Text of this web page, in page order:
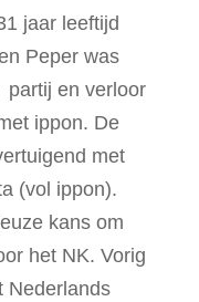
jaar leeftijd
Peper was
partij en verloor
ippon. De
met
(vol ippon).
kans om
het NK. Vorig
Nederlands